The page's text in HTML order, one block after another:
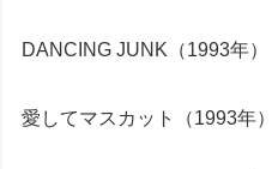
DANCING JUNK（1993年）
愛してマスカット（1993年）